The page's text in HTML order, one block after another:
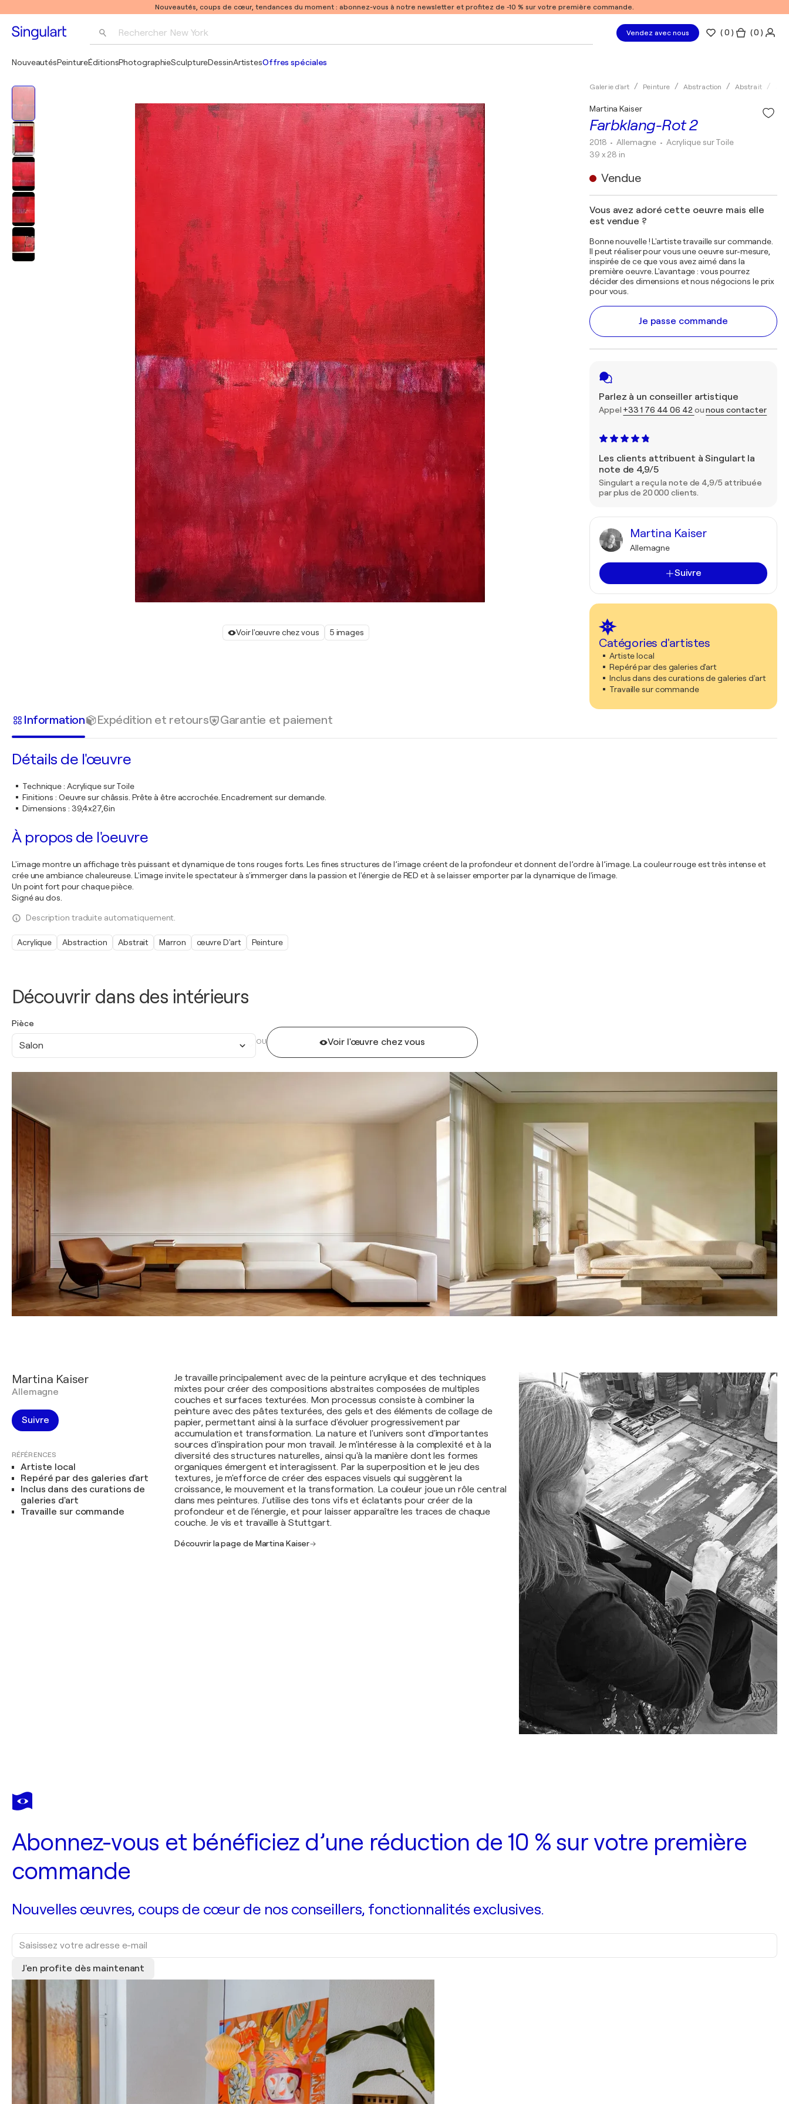
Nouveautés, coups de cœur, tendances du moment : abonnez-vous à notre newsletter et profitez de -10 % sur votre première commande.
Rechercher New York
Pablo Picasso
Vendez avec nous (0 ) ( 0 )
NouveautésPeintureÉditionsPhotographieSculptureDessinArtistesOffres spéciales
Voir l'œuvre chez vous 5 images
Galerie d'art Peinture Abstraction Abstrait
Farbklang-Rot 2
Martina Kaiser
2018 • Allemagne • Acrylique sur Toile
39 x 28 in
Vendue
Vous avez adoré cette oeuvre mais elle
est vendue ?
Bonne nouvelle ! L'artiste travaille sur commande.
Il peut réaliser pour vous une oeuvre sur-mesure,
inspirée de ce que vous avez aimé dans la
première oeuvre. L'avantage : vous pourrez
décider des dimensions et nous négocions le prix
pour vous.
Je passe commande
Parlez à un conseiller artistique
Appel +33 1 76 44 06 42 ounous contacter
Les clients attribuent à Singulart la
note de 4,9/5
Singulart a reçu la note de 4,9/5 attribuée
par plus de 20 000 clients.
Martina Kaiser
Allemagne
Suivre
Catégories d'artistes
Artiste local
Repéré par des galeries d'art
Inclus dans des curations de galeries d'art
Travaille sur commande
Découvrir dans des intérieurs
Pièce
Salon OU Voir l'œuvre chez vous
Information Expédition et retours Garantie et paiement
Détails de l'œuvre
Technique: Acrylique sur Toile
Finitions : Oeuvre sur châssis. Prête à être accrochée. Encadrement sur demande.
Dimensions : 39,4x27,6in
À propos de l'oeuvre
L'image montre un affichage très puissant et dynamique de tons rouges forts. Les fines structures de l’image créent de la profondeur et donnent de l’ordre à l’image. La couleur rouge est très intense et
crée une ambiance chaleureuse. L'image invite le spectateur à s'immerger dans la passion et l'énergie de RED et à se laisser emporter par la dynamique de l'image.
Un point fort pour chaque pièce.
Signé au dos.
Description traduite automatiquement.
Acrylique Abstraction Abstrait Marron œuvre D'art Peinture
Martina Kaiser
Allemagne
Suivre
RÉFÉRENCES
Artiste local
Repéré par des galeries d'art
Inclus dans des curations de
galeries d'art
Travaille sur commande
Je travaille principalement avec de la peinture acrylique et des techniques
mixtes pour créer des compositions abstraites composées de multiples
couches et surfaces texturées. Mon processus consiste à combiner la
peinture avec des pâtes texturées, des gels et des éléments de collage de
papier, permettant ainsi à la surface d'évoluer progressivement par
accumulation et transformation. La nature et l'univers sont d'importantes
sources d'inspiration pour mon travail. Je m'intéresse à la complexité et à la
diversité des structures naturelles, ainsi qu'à la manière dont les formes
organiques émergent et interagissent. Par la superposition et le jeu des
textures, je m'efforce de créer des espaces visuels qui suggèrent la
croissance, le mouvement et la transformation. La couleur joue un rôle central
dans mes peintures. J'utilise des tons vifs et éclatants pour créer de la
profondeur et de l'énergie, et pour laisser apparaître les traces de chaque
couche. Je vis et travaille à Stuttgart.
Découvrir la page de Martina Kaiser
Abonnez-vous et bénéficiez d’une réduction de 10 % sur votre première
commande
Nouvelles œuvres, coups de cœur de nos conseillers, fonctionnalités exclusives.
J'en profite dès maintenant